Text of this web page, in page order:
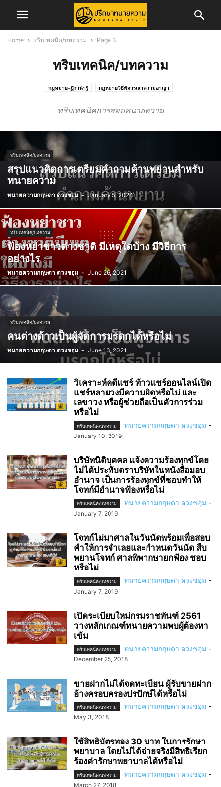
Home ทริบเทคนิค/บทความ Page 3
ทริบเทคนิค/บทความ
กฎหมาย-ฎีกาน่ารู้ กฎหมายวิธีพิจารณาความอาญา
ข่าวสอบผู้พิพากษา/อัยการ ข่าวสาร ข่าวสารทนายความ
คดีอาญา
ทริบเทคนิค/บทความ
บทความและงานวิจัย ประกันภัย ประวัติทนายความ พ.ร.บ.จราจรทางบก
รับสมัครพนักงาน ศูนย์อำนวยการเลือกตั้ง สาระน่ารู้ สำนักฝึกอบรมวิชาว่าความ
สิทธิประโยชน์ทนายความ เรื่องทั่วไป แรงงาน
ทริบเทคนิคการสอบทนายความ
ทริบเทคนิค/บทความ
สรุปแนวคิดการเตรียมคำถามค้านพยานสำหรับ
ทนายความ
ทนายความกฤษดา ดวงชอุ่ม - January 5, 2024
ทริบเทคนิค/บทความ
ฟ้องหย่าชาวต่างชาติ มีเหตุใดบ้าง มีวิธีการ
อย่างไร
ทนายความกฤษดา ดวงชอุ่ม - June 26, 2021
ทริบเทคนิค/บทความ
คนต่างด้าวเป็นผู้จัดการมรดกได้หรือไม่
ทนายความกฤษดา ดวงชอุ่ม - June 13, 2021
วิเคราะห์คดีแชร์ ท้าวแชร์ออนไลน์เปิด
แชร์หลายวงมีความผิดหรือไม่ และ
เลขาวง หรือผู้ช่วยถือเป็นตัวการร่วม
หรือไม่
ทริบเทคนิค/บทความ ทนายความกฤษดา ดวงชอุ่ม -
January 10, 2019
บริษัทนิติบุคคล แจ้งความร้องทุกข์โดย
ไม่ได้ประทับตราบริษัทในหนังสือมอบ
อำนาจ เป็นการร้องทุกข์ที่ชอบทำให้
โจทก์มีอำนาจฟ้องหรือไม่
ทริบเทคนิค/บทความ ทนายความกฤษดา ดวงชอุ่ม -
January 7, 2019
โจทก์ไม่มาศาลในวันนัดพร้อมเพื่อสอบ
คําให้การจําเลยและกําหนดวันนัด สืบ
พยานโจทก์ ศาลพิพากษายกฟ้อง ชอบ
หรือไม่
ทริบเทคนิค/บทความ ทนายความกฤษดา ดวงชอุ่ม -
January 7, 2019
เปิดระเบียบใหม่กรมราชทันฑ์ 2561
วางหลักเกณฑ์ทนายความพบผู้ต้องหา
เข้ม
ทริบเทคนิค/บทความ ทนายความกฤษดา ดวงชอุ่ม -
December 25, 2018
ขายฝากไม่ได้จดทะเบียน ผู้รับขายฝาก
อ้างครอบครองปรปักษ์ได้หรือไม่
ทริบเทคนิค/บทความ ทนายความกฤษดา ดวงชอุ่ม -
May 3, 2018
ใช้สิทธิบัตรทอง 30 บาท ในการรักษา
พยาบาล โดยไม่ได้จ่ายจริงมีสิทธิเรียก
ร้องค่ารักษาพยาบาลได้หรือไม่
ทริบเทคนิค/บทความ ทนายความกฤษดา ดวงชอุ่ม -
March 27, 2018